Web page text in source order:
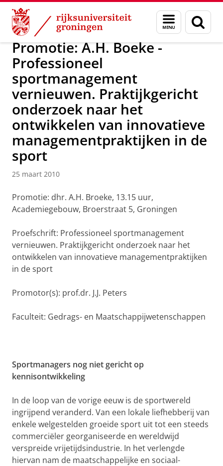
Skip
Content
Skip
Navigation
Menu
en
zoeken
Over ons Actueel Nieuws Nieuwsberichten
Promotie: A.H. Boeke -
Professioneel
sportmanagement
vernieuwen. Praktijkgericht
onderzoek naar het
ontwikkelen van innovatieve
managementpraktijken in de
sport
25 maart 2010
Promotie: dhr. A.H. Broeke, 13.15 uur,
Academiegebouw, Broerstraat 5, Groningen
Proefschrift: Professioneel sportmanagement
vernieuwen. Praktijkgericht onderzoek naar het
ontwikkelen van innovatieve managementpraktijken
in de sport
Promotor(s): prof.dr. J.J. Peters
Faculteit: Gedrags- en Maatschappijwetenschappen
Sportmanagers nog niet gericht op
kennisontwikkeling
In de loop van de vorige eeuw is de sportwereld
ingrijpend veranderd. Van een lokale liefhebberij van
enkele welgestelden groeide sport uit tot een steeds
commerciëler georganiseerde en wereldwijd
verspreide vrijetijdsindustrie. In het verlengde
hiervan nam de maatschappelijke en sociaal-